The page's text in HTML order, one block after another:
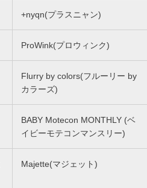
+nyqn(プラスニャン)
ProWink(プロウィンク)
Flurry by colors(フルーリー by
カラーズ)
BABY Motecon MONTHLY (ベ
イビーモテコンマンスリー)
Majette(マジェット)